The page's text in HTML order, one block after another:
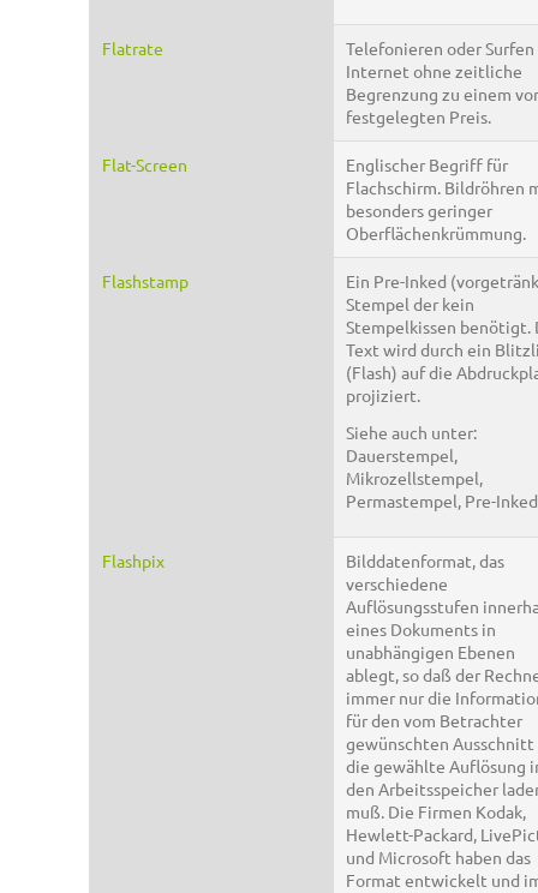
Flatrate
Telefonieren oder
Internet ohne zeitliche
Begrenzung zu einem
festgelegten Preis.
Flat-Screen
Englischer Begriff für
Flachschirm. Bildröhren
besonders geringer
Oberflächenkrümmung.
Flashstamp
Ein Pre-Inked
Stempel der kein
Stempelkissen benötigt.
Text wird durch ein
(Flash) auf die
projiziert.
Siehe auch unter:
Dauerstempel,
Mikrozellstempel,
Permastempel, Pre-
Flashpix
Bilddatenformat, das
verschiedene
Auflösungsstufen
eines Dokuments in
unabhängigen Ebenen
ablegt, so daß der
immer nur die
für den vom Betrachter
gewünschten Ausschnitt
die gewählte Auflösung
den Arbeitsspeicher
muß. Die Firmen Kodak,
Hewlett-Packard,
und Microsoft haben das
Format entwickelt und